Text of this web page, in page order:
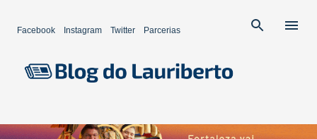
Facebook Instagram Twitter Parcerias